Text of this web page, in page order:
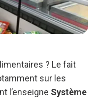
? Le fait
sur les
l’enseigne Système